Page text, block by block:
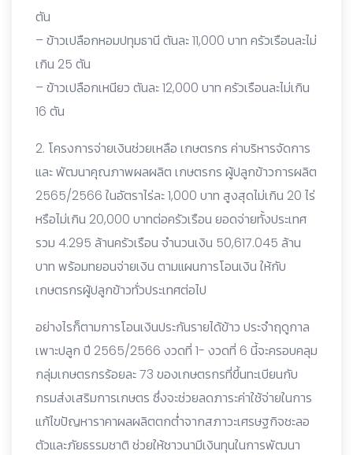
ตัน
– ข้าวเปลือกหอมปทุมธานี ตันละ 11,000 บาท ครัวเรือนละไม่
เกิน 25 ตัน
– ข้าวเปลือกเหนียว ตันละ 12,000 บาท ครัวเรือนละไม่เกิน
16 ตัน
2. โครงการจ่ายเงินช่วยเหลือ เกษตรกร ค่าบริหารจัดการ
และ พัฒนาคุณภาพผลผลิต เกษตรกร ผู้ปลูกข้าวการผลิต
2565/2566 ในอัตราไร่ละ 1,000 บาท สูงสุดไม่เกิน 20 ไร่
หรือไม่เกิน 20,000 บาทต่อครัวเรือน ยอดจ่ายทั้งประเทศ
รวม 4.295 ล้านครัวเรือน จำนวนเงิน 50,617.045 ล้าน
บาท พร้อมทยอนจ่ายเงิน ตามแผนการโอนเงิน ให้กับ
เกษตรกรผู้ปลูกข้าวทั่วประเทศต่อไป
อย่างไรก็ตามการโอนเงินประกันรายได้ข้าว ประจำฤดูกาล
เพาะปลูก ปี 2565/2566 งวดที่ 1- งวดที่ 6 นี้จะครอบคลุม
กลุ่มเกษตรกรร้อยละ 73 ของเกษตรกรที่ขึ้นทะเบียนกับ
กรมส่งเสริมการเกษตร ซึ่งจะช่วยลดภาระค่าใช้จ่ายในการ
แก้ไขปัญหาราคาผลผลิตตกต่ำจากสภาวะเศรษฐกิจชะลอ
ตัวและภัยธรรมชาติ ช่วยให้ชาวนามีเงินทุนในการพัฒนา